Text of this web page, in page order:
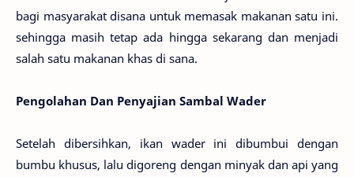
bagi masyarakat disana untuk memasak makanan satu ini.
sehingga masih tetap ada hingga sekarang dan menjadi
salah satu makanan khas di sana.
Pengolahan Dan Penyajian Sambal Wader
Setelah dibersihkan, ikan wader ini dibumbui dengan
bumbu khusus, lalu digoreng dengan minyak dan api yang